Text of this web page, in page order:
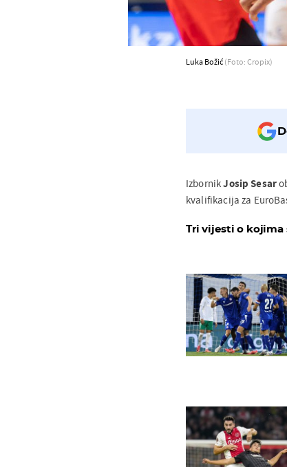
Luka Božić (Foto: Cropix)
IzbornikJosip Sesar
kvalifikacija za
Tri vijesti o kojima